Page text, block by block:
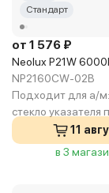
Стандарт
от 1 576 ₽
Neolux P21W
NP2160CW-02B
Подходит для а/м:
стекло указателя
11
в 3